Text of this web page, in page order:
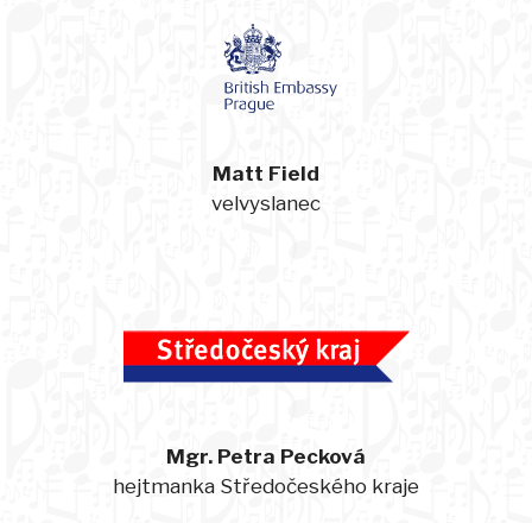
Matt Field
velvyslanec
Mgr. Petra Pecková
hejtmanka Středočeského kraje